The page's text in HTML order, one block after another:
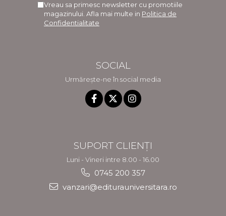
Vreau sa primesc newsletter cu promotiile
magazinului. Afla mai multe in Politica de
Confidentialitate
SOCIAL
Urmărește-ne în social media
SUPORT CLIENȚI
Luni - Vineri intre 8.00 - 16.00
0745 200 357
vanzari@editurauniversitara.ro